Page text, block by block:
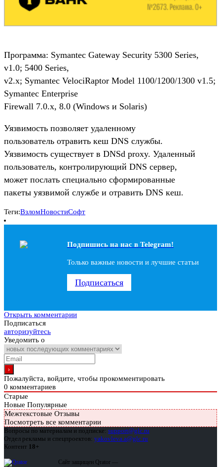
Программа: Symantec Gateway Security 5300 Series,
v1.0; 5400 Series,
v2.x; Symantec VelociRaptor Model 1100/1200/1300 v1.5;
Symantec Enterprise
Firewall 7.0.x, 8.0 (Windows и Solaris)
Уязвимость позволяет удаленному
пользователь отравить кеш DNS службы.
Уязвимость существует в DNSd proxy. Удаленный
пользователь, контролирующий DNS сервер,
может послать специально сформированные
пакеты уязвимой службе и отравить DNS кеш.
Теги:ВзломНовостиСофт
Подпишись на наc в Telegram!
Только важные новости и лучшие статьи
Подписаться
Открыть комментарии
Подписаться
авторизуйтесь
Уведомить о
Пожалуйста, войдите, чтобы прокомментировать
0 комментариев
Старые
Новые Популярные
Межтекстовые Отзывы
Посмотреть все комментарии
Вопросы по материалам и подписке: support@glc.ru
Отдел рекламы и спецпроектов: yakovleva.a@glc.ru
Контент 18+
Сайт защищен Qrator —